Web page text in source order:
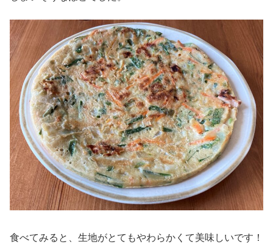
食べてみると、生地がとてもやわらかくて美味しいです！